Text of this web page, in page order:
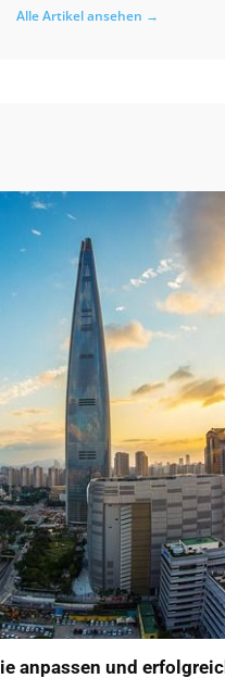
Alle Artikel ansehen →
anpassen und